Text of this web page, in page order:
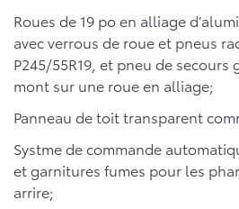
Roues de 19 po en alliage
avec verrous de roue et pneus
P245/55R19, et pneu de
mont sur une roue en alliage;
Panneau de toit transparent
Systme de commande
et garnitures fumes pour les
arrire;